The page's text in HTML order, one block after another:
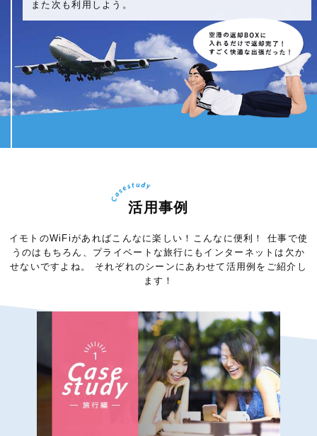
また次も利用しよう。
活用事例
イモトのWiFiがあればこんなに楽しい！こんなに便利！
仕事で使
うのはもちろん、プライベートな旅行にもインターネットは欠か
せないですよね。
それぞれのシーンにあわせて活用例をご紹介し
ます！